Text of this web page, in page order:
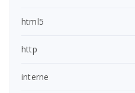
html5
http
interne